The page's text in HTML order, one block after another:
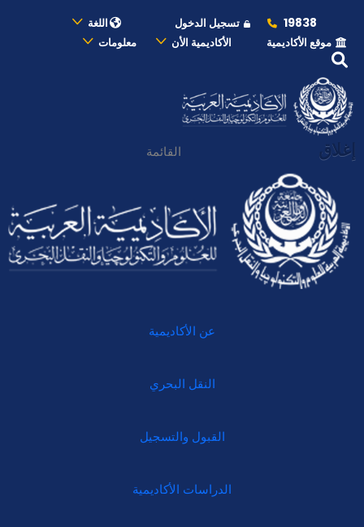
19838 تسجيل الدخول
اللغة
موقع الأكاديمية
الأكاديمية الأن معلومات
إغلاق القائمة
عن الأكاديمية
النقل البحري
القبول والتسجيل
الدراسات الأكاديمية